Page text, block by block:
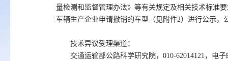
量检测和监督管理办法》等有关规定及相关技术标准
车辆生产企业申请撤销的车型（见附件2）进行公示
技术异议受理渠道：
交通运输部公路科学研究院，010-62014121，电